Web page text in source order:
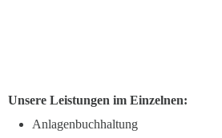
Unsere Leistungen im Einzelnen:
Anlagenbuchhaltung